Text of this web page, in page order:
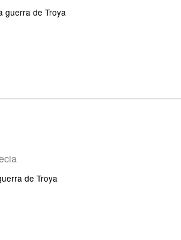
guerra de Troya
de Troya